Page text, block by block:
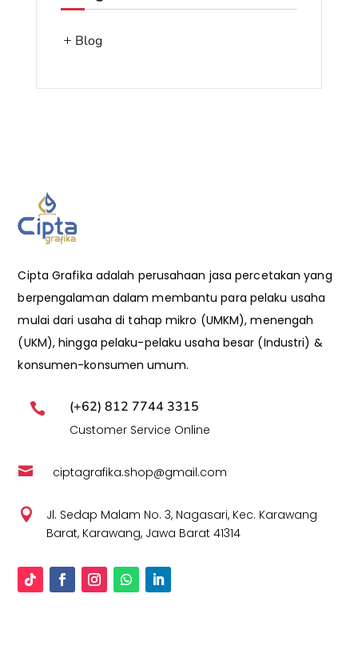
Blog
Cipta Grafika adalah perusahaan jasa percetakan yang
berpengalaman dalam membantu para pelaku usaha
mulai dari usaha di tahap mikro (UMKM), menengah
(UKM), hingga pelaku-pelaku usaha besar (Industri) &
konsumen-konsumen umum.
 (+62) 812 7744 3315
Customer Service Online
 ciptagrafika.shop@gmail.com

Jl. Sedap Malam No. 3, Nagasari, Kec. Karawang
Barat, Karawang, Jawa Barat 41314